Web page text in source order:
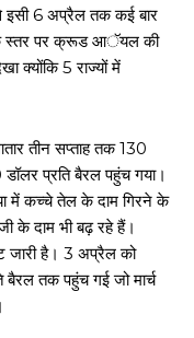
इसी 6 अप्रैल तक कई बार
स्तर पर क्रूड आॅयल की
क्योंकि 5 राज्यों में
तीन सप्ताह तक 130
प्रति बैरल पहुंच गया।
में कच्चे तेल के दाम गिरने के
के दाम भी बढ़ रहे हैं।
जारी है। 3 अप्रैल को
तक पहुंच गई जो मार्च